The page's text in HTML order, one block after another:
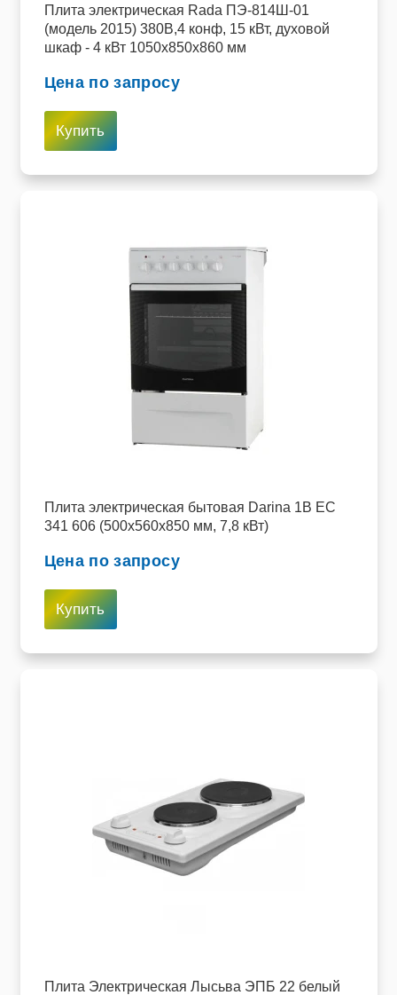
Плита электрическая Rada ПЭ-814Ш-01
(модель 2015) 380В,4 конф, 15 кВт, духовой
шкаф - 4 кВт 1050х850х860 мм
Цена по запросу
Купить
Плита электрическая бытовая Darina 1B EC
341 606 (500х560х850 мм, 7,8 кВт)
Цена по запросу
Купить
Плита Электрическая Лысьва ЭПБ 22 белый